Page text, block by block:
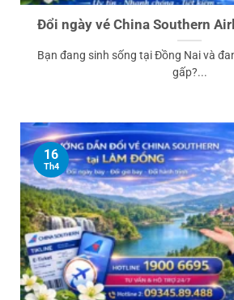
Đổi ngày vé China Southern
Bạn đang sinh sống tại Đồng Nai và
gấp?...
16
Th4